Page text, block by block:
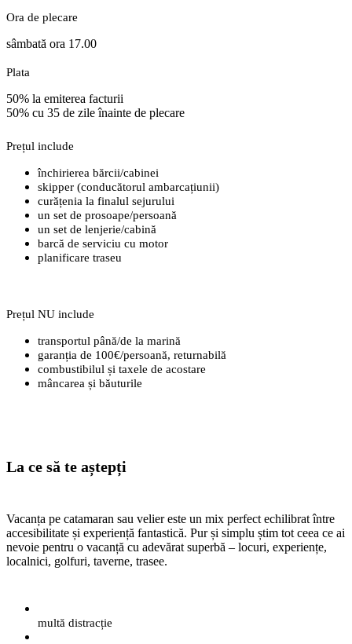
Ora de plecare
sâmbată ora 17.00
Plata
50% la emiterea facturii
50% cu 35 de zile înainte de plecare
Prețul include
închirierea bărcii/cabinei
skipper (conducătorul ambarcațiunii)
curățenia la finalul sejurului
un set de prosoape/persoană
un set de lenjerie/cabină
barcă de serviciu cu motor
planificare traseu
Prețul NU include
transportul până/de la marină
garanția de 100€/persoană, returnabilă
combustibilul și taxele de acostare
mâncarea și băuturile
La ce să te aștepți
Vacanța pe catamaran sau velier este un mix perfect echilibrat între
accesibilitate și experiență fantastică. Pur și simplu știm tot ceea ce ai
nevoie pentru o vacanță cu adevărat superbă – locuri, experiențe,
localnici, golfuri, taverne, trasee.
multă distracție